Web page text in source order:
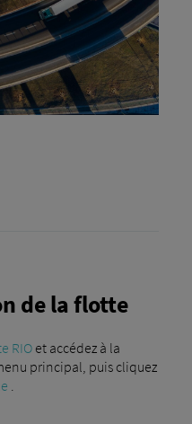
de la flotte
RIOet accédez à la
principal, puis cliquez